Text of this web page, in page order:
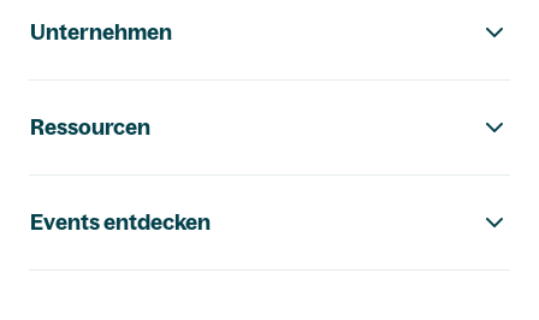
Unternehmen
Ressourcen
Events entdecken